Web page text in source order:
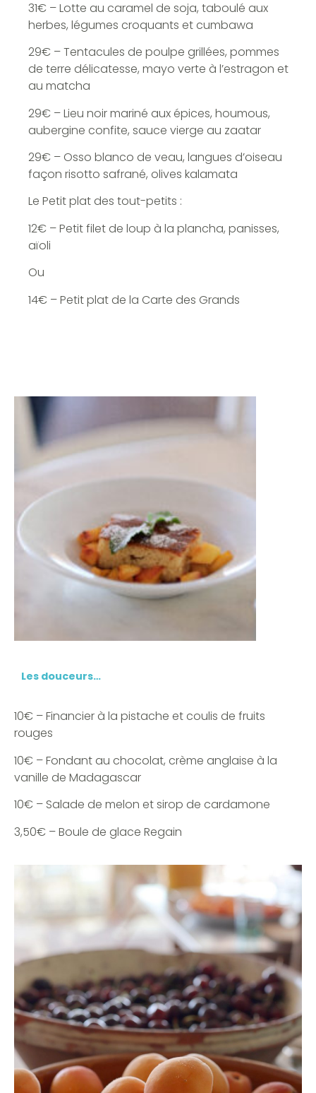
31€ – Lotte au caramel de soja, taboulé aux
herbes, légumes croquants et cumbawa
29€ – Tentacules de poulpe grillées, pommes
de terre délicatesse, mayo verte à l’estragon et
au matcha
29€ – Lieu noir mariné aux épices, houmous,
aubergine confite, sauce vierge au zaatar
29€ – Osso blanco de veau, langues d’oiseau
façon risotto safrané, olives kalamata
Le Petit plat des tout-petits :
12€ – Petit filet de loup à la plancha, panisses,
aïoli
Ou
14€ – Petit plat de la Carte des Grands
Les douceurs…
10€ – Financier à la pistache et coulis de fruits
rouges
10€ – Fondant au chocolat, crème anglaise à la
vanille de Madagascar
10€ – Salade de melon et sirop de cardamone
3,50€ – Boule de glace Regain